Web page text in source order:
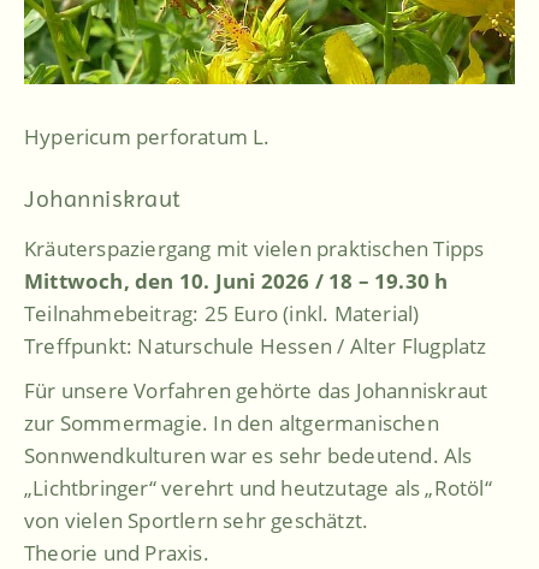
Hypericum perforatum L.
Johanniskraut
Kräuterspaziergang mit vielen praktischen Tipps
Mittwoch, den 10. Juni 2026 / 18 – 19.30 h
Teilnahmebeitrag: 25 Euro (inkl. Material)
Treffpunkt: Naturschule Hessen / Alter Flugplatz
Für unsere Vorfahren gehörte das Johanniskraut
zur Sommermagie. In den altgermanischen
Sonnwendkulturen war es sehr bedeutend. Als
„Lichtbringer“ verehrt und heutzutage als „Rotöl“
von vielen Sportlern sehr geschätzt.
Theorie und Praxis.